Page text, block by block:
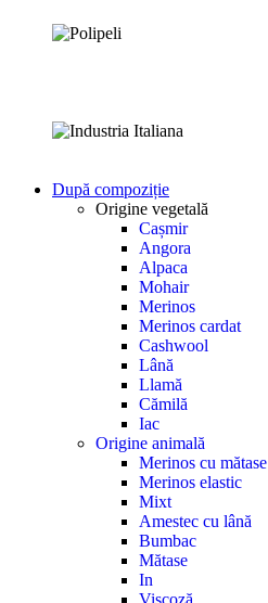
După compoziție
Origine vegetală
Cașmir
Angora
Alpaca
Mohair
Merinos
Merinos cardat
Cashwool
Lână
Llamă
Cămilă
Iac
Origine animală
Merinos cu mătase
Merinos elastic
Mixt
Amestec cu lână
Bumbac
Mătase
In
Viscoză